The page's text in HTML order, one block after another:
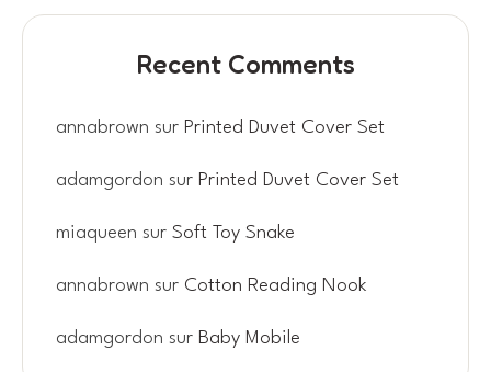
Recent Comments
annabrown sur Printed Duvet Cover Set
adamgordon sur Printed Duvet Cover Set
miaqueen sur Soft Toy Snake
annabrown sur Cotton Reading Nook
adamgordon sur Baby Mobile